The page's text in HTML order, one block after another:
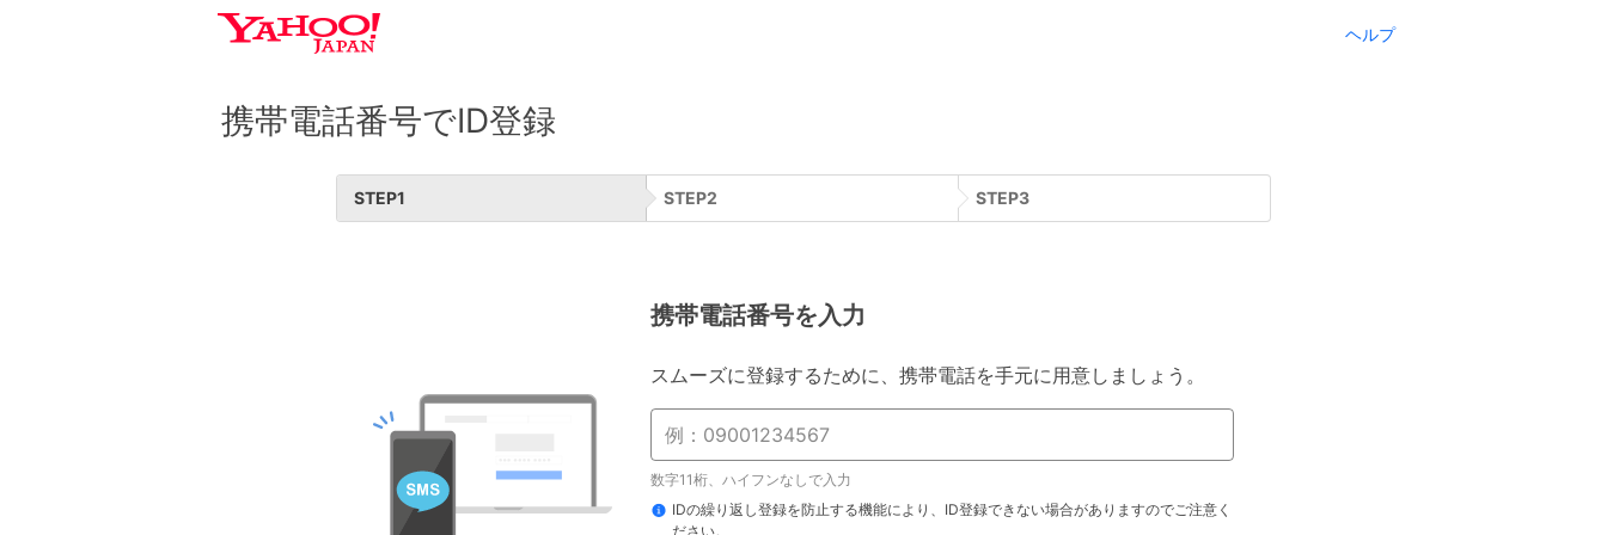
ヘルプ
携帯電話番号でID登録
STEP1 STEP2 STEP3
携帯電話番号を入力
スムーズに登録するために、携帯電話を手元に用意しましょう。
数字11桁、ハイフンなしで入力
IDの繰り返し登録を防止する機能により、ID登録できない場合がありますのでご注意く
ださい。